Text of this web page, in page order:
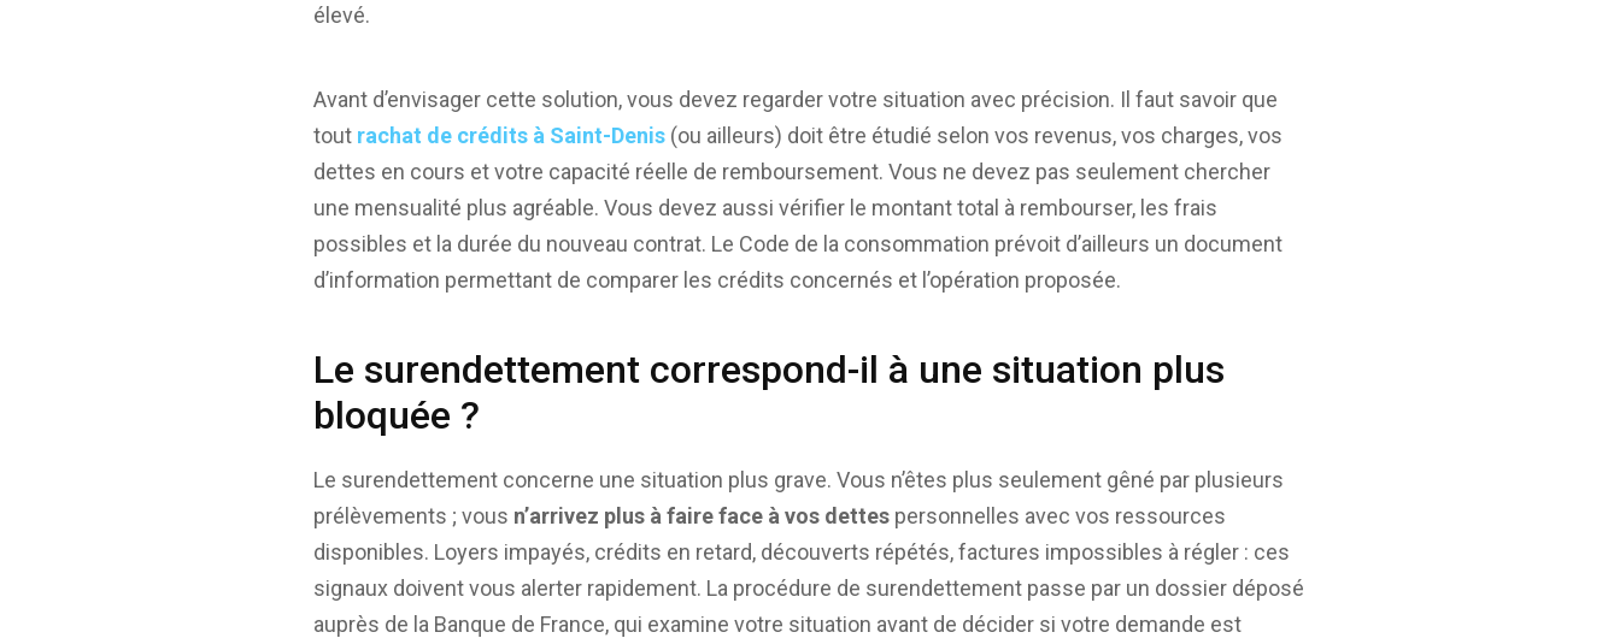
élevé.
Avant d’envisager cette solution, vous devez regarder votre situation avec précision. Il faut savoir que
tout rachat de crédits à Saint-Denis (ou ailleurs) doit être étudié selon vos revenus, vos charges, vos
dettes en cours et votre capacité réelle de remboursement. Vous ne devez pas seulement chercher
une mensualité plus agréable. Vous devez aussi vérifier le montant total à rembourser, les frais
possibles et la durée du nouveau contrat. Le Code de la consommation prévoit d’ailleurs un document
d’information permettant de comparer les crédits concernés et l’opération proposée.
Le surendettement correspond-il à une situation plus
bloquée ?
Le surendettement concerne une situation plus grave. Vous n’êtes plus seulement gêné par plusieurs
prélèvements ; vous n’arrivez plus à faire face à vos dettes personnelles avec vos ressources
disponibles. Loyers impayés, crédits en retard, découverts répétés, factures impossibles à régler : ces
signaux doivent vous alerter rapidement. La procédure de surendettement passe par un dossier déposé
auprès de la Banque de France, qui examine votre situation avant de décider si votre demande est